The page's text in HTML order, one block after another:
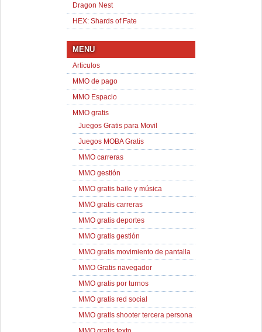
Dragon Nest
HEX: Shards of Fate
MENU
Articulos
MMO de pago
MMO Espacio
MMO gratis
Juegos Gratis para Movil
Juegos MOBA Gratis
MMO carreras
MMO gestión
MMO gratis baile y música
MMO gratis carreras
MMO gratis deportes
MMO gratis gestión
MMO gratis movimiento de pantalla
MMO Gratis navegador
MMO gratis por turnos
MMO gratis red social
MMO gratis shooter tercera persona